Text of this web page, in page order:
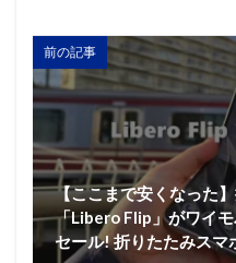
前の記事
【ここまで安くなった
「Libero Flip」がワイ
セール! 折りたたみスマ